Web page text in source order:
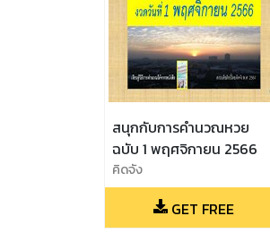
สนุกกับการคำนวณหวย
ฉบับ 1 พฤศจิกายน 2566
คิดจัง
GET FREE